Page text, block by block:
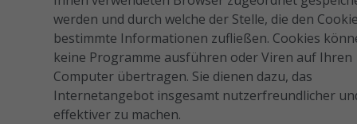
werden und durch welche der Stelle, die den
bestimmte Informationen zufließen. Cookies
keine Programme ausführen oder Viren auf Ihren
Computer übertragen. Sie dienen dazu, das
Internetangebot insgesamt nutzerfreundlicher
effektiver zu machen.